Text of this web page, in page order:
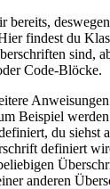
bereits,
findest du
sind,
Code-Blöcke.
Beispiel
du siehst
definiert
anderen